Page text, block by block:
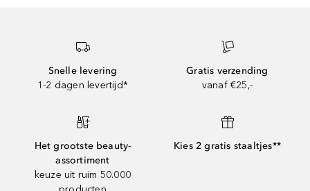
Snelle levering
1-2 dagen levertijd*
Gratis verzending
vanaf €25,-
Het grootste beauty-
assortiment
keuze uit ruim 50.000
Kies 2 gratis staaltjes**